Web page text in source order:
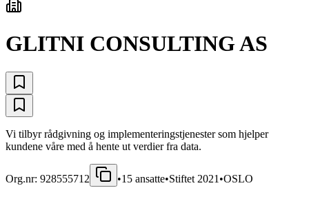
GLITNI CONSULTING AS
Vi tilbyr rådgivning og implementeringstjenester som hjelper
kundene våre med å hente ut verdier fra data.
Org.nr: 928555712 •15 ansatte•Stiftet 2021 •OSLO